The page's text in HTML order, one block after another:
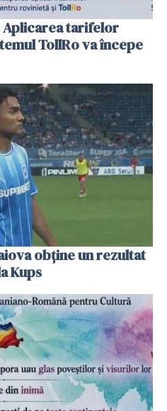
Aplicarea tarifelor
TollRo va începe
obține un rezultat
Kups